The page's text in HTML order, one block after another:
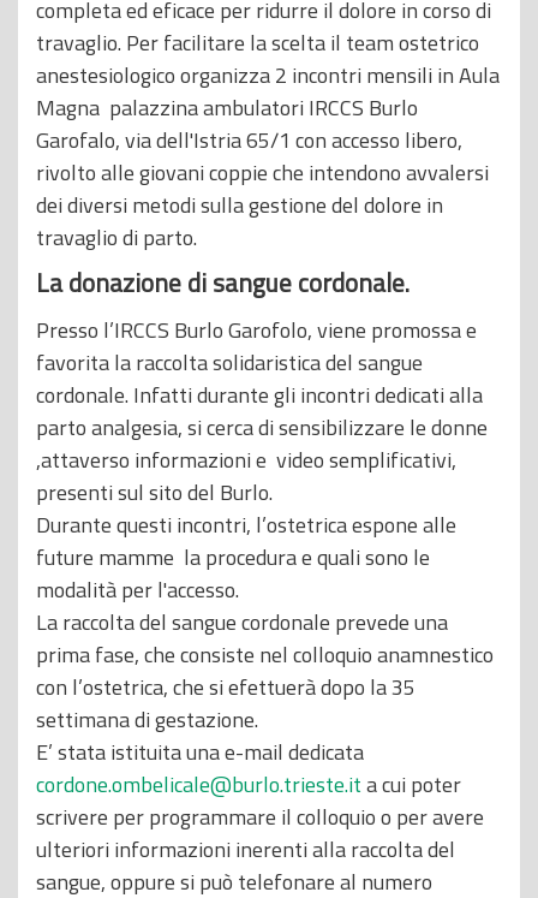
completa ed eficace per ridurre il dolore in corso di
travaglio. Per facilitare la scelta il team ostetrico
anestesiologico organizza 2 incontri mensili in Aula
Magna palazzina ambulatori IRCCS Burlo
Garofalo, via dell'Istria 65/1 con accesso libero,
rivolto alle giovani coppie che intendono avvalersi
dei diversi metodi sulla gestione del dolore in
travaglio di parto.
La donazione di sangue cordonale.
Presso l’IRCCS Burlo Garofolo, viene promossa e
favorita la raccolta solidaristica del sangue
cordonale. Infatti durante gli incontri dedicati alla
parto analgesia, si cerca di sensibilizzare le donne
,attaverso informazioni e video semplificativi,
presenti sul sito del Burlo.
Durante questi incontri, l’ostetrica espone alle
future mamme la procedura e quali sono le
modalità per l'accesso.
La raccolta del sangue cordonale prevede una
prima fase, che consiste nel colloquio anamnestico
con l’ostetrica, che si efettuerà dopo la 35
settimana di gestazione.
E’ stata istituita una e-mail dedicata
cordone.ombelicale@burlo.trieste.ita cui poter
scrivere per programmare il colloquio o per avere
ulteriori informazioni inerenti alla raccolta del
sangue, oppure si può telefonare al numero